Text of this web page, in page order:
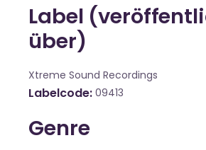
Label
über)
Xtreme Sound Recordings
Labelcode 09413
Genre